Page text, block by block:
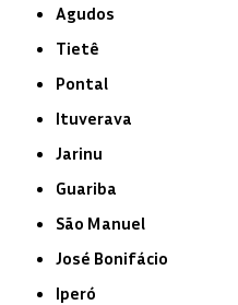
Agudos
Tietê
Pontal
Ituverava
Jarinu
Guariba
São Manuel
José Bonifácio
Iperó